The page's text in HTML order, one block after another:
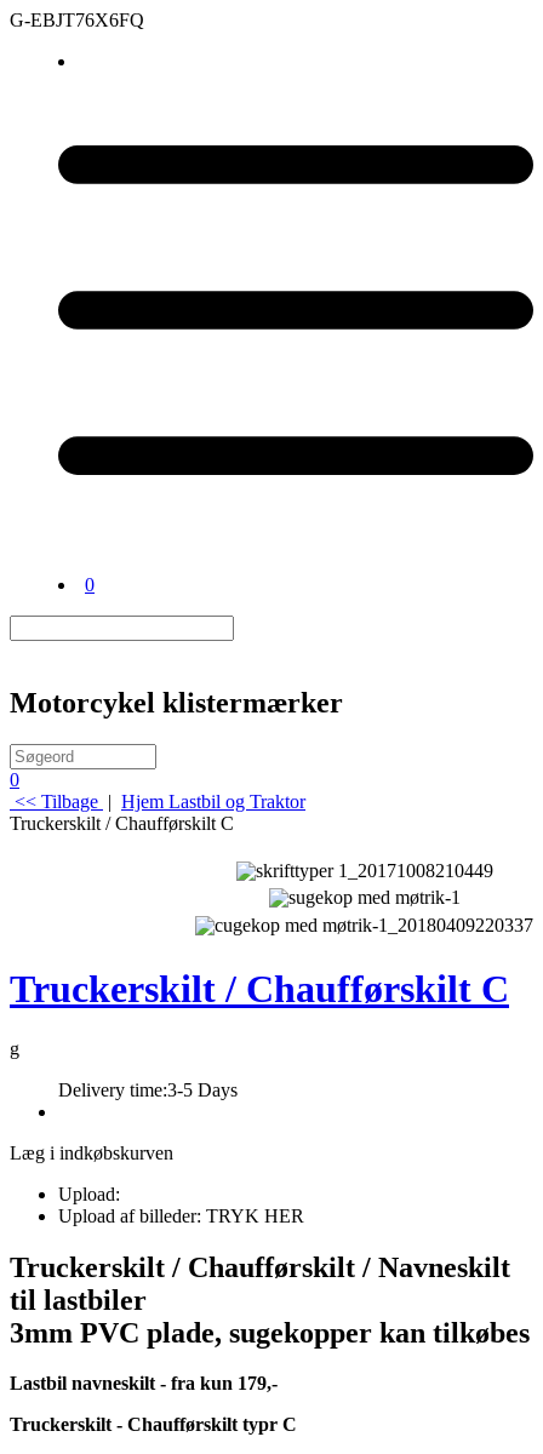
G-EBJT76X6FQ
0
Motorcykel klistermærker
0
<< Tilbage | Hjem Lastbil og Traktor
Truckerskilt / Chaufførskilt C
Truckerskilt / Chaufførskilt C
g
Delivery time:3-5 Days
Læg i indkøbskurven
Upload:
Upload af billeder: TRYK HER
Truckerskilt / Chaufførskilt / Navneskilt
til lastbiler
3mm PVC plade, sugekopper kan tilkøbes
Lastbil navneskilt - fra kun 179,-
Truckerskilt - Chaufførskilt typr C